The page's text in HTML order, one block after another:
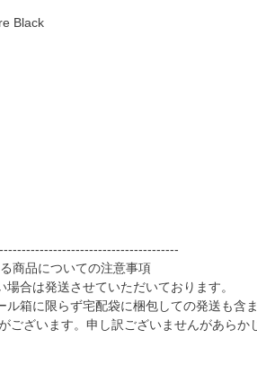
Black
商品についての注意事項
合は発送させていただいております。
箱に限らず宅配袋に梱包しての発送も含ま
ございます。申し訳ございませんがあらか